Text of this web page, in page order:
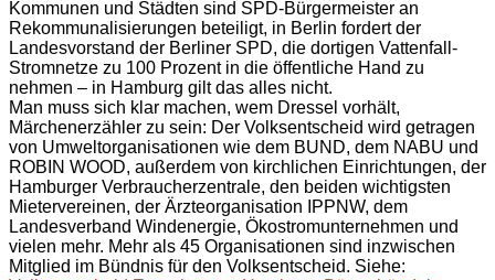
Kommunen und Städten sind SPD-Bürgermeister an
Rekommunalisierungen beteiligt, in Berlin fordert der
Landesvorstand der Berliner SPD, die dortigen Vattenfall-
Stromnetze zu 100 Prozent in die öffentliche Hand zu
nehmen – in Hamburg gilt das alles nicht.
Man muss sich klar machen, wem Dressel vorhält,
Märchenerzähler zu sein: Der Volksentscheid wird getragen
von Umweltorganisationen wie dem BUND, dem NABU und
ROBIN WOOD, außerdem von kirchlichen Einrichtungen, der
Hamburger Verbraucherzentrale, den beiden wichtigsten
Mietervereinen, der Ärzteorganisation IPPNW, dem
Landesverband Windenergie, Ökostromunternehmen und
vielen mehr. Mehr als 45 Organisationen sind inzwischen
Mitglied im Bündnis für den Volksentscheid. Siehe: